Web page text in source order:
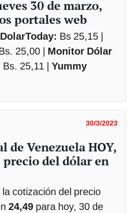
30 de marzo,
portales web
DolarToday: Bs 25,15 |
25,00 | Monitor Dólar
Bs. 25,11 | Yummy
30/3/2023
de Venezuela HOY,
precio del dólar en
cotización del precio
24,49 para hoy, 30 de